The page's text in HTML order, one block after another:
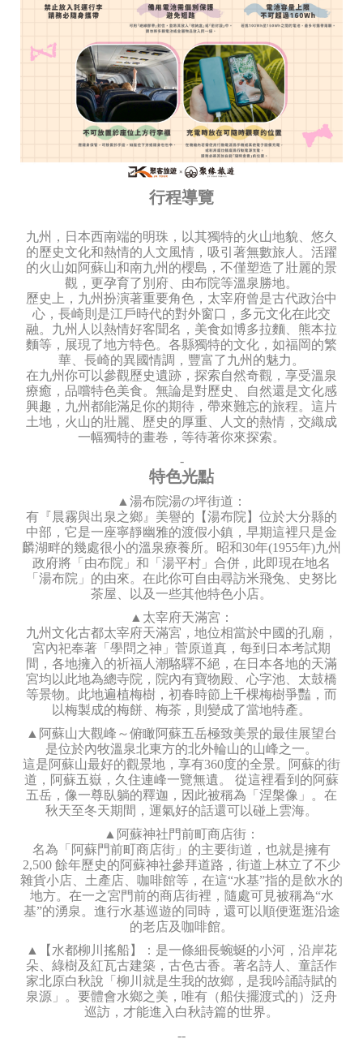
行程導覽
九州，日本西南端的明珠，以其獨特的火山地貌、悠久
的歷史文化和熱情的人文風情，吸引著無數旅人。活躍
的火山如阿蘇山和南九州的櫻島，不僅塑造了壯麗的景
觀，更孕育了別府、由布院等溫泉勝地。
歷史上，九州扮演著重要角色，太宰府曾是古代政治中
心，長崎則是江戶時代的對外窗口，多元文化在此交
融。九州人以熱情好客聞名，美食如博多拉麵、熊本拉
麵等，展現了地方特色。各縣獨特的文化，如福岡的繁
華、長崎的異國情調，豐富了九州的魅力。
在九州你可以參觀歷史遺跡，探索自然奇觀，享受溫泉
療癒，品嚐特色美食。無論是對歷史、自然還是文化感
興趣，九州都能滿足你的期待，帶來難忘的旅程。這片
土地，火山的壯麗、歷史的厚重、人文的熱情，交織成
一幅獨特的畫卷，等待著你來探索。
-
特色光點
▲湯布院湯の坪街道：
有『晨霧與出泉之鄉』美譽的【湯布院】位於大分縣的
中部，它是一座寧靜幽雅的渡假小鎮，早期這裡只是金
麟湖畔的幾處很小的溫泉療養所。昭和30年(1955年)九州
政府將「由布院」和「湯平村」合併，此即現在地名
「湯布院」的由來。在此你可自由尋訪米飛兔、史努比
茶屋、以及一些其他特色小店。
▲太宰府天滿宮：
九州文化古都太宰府天滿宮，地位相當於中國的孔廟，
宮內祀奉著「學問之神」菅原道真，每到日本考試期
間，各地擁入的祈福人潮駱驛不絕，在日本各地的天滿
宮均以此地為總寺院，院內有寶物殿、心字池、太鼓橋
等景物。此地遍植梅樹，初春時節上千棵梅樹爭豔，而
以梅製成的梅餅、梅茶，則變成了當地特產。
▲阿蘇山大觀峰～俯瞰阿蘇五岳極致美景的最佳展望台
是位於內牧溫泉北東方的北外輪山的山峰之一。
這是阿蘇山最好的觀景地，享有360度的全景。阿蘇的街
道，阿蘇五嶽，久住連峰一覽無遺。 從這裡看到的阿蘇
五岳，像一尊臥躺的釋迦，因此被稱為「涅槃像」。在
秋天至冬天期間，運氣好的話還可以碰上雲海。
▲阿蘇神社門前町商店街：
名為「阿蘇門前町商店街」的主要街道，也就是擁有
2,500 餘年歷史的阿蘇神社參拜道路，街道上林立了不少
雜貨小店、土產店、咖啡館等，在這“水基”指的是飲水的
地方。在一之宮門前的商店街裡，隨處可見被稱為“水
基”的湧泉。進行水基巡遊的同時，還可以順便逛逛沿途
的老店及咖啡館。
▲【水都柳川搖船】：是一條細長蜿蜒的小河，沿岸花
朵、綠樹及紅瓦古建築，古色古香。著名詩人、童話作
家北原白秋說「柳川就是生我的故鄉，是我吟誦詩賦的
泉源」。要體會水鄉之美，唯有（船伕擺渡式的）泛舟
巡訪，才能進入白秋詩篇的世界。
--